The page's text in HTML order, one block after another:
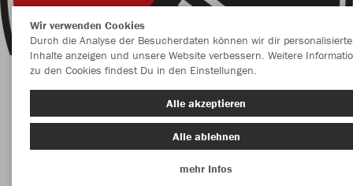
Herzlich Willkommen im Teamshop FC Affing
Farbe
Wir verwenden Cookies
Durch die Analyse der Besucherdaten können wir dir personalisierte
Inhalte anzeigen und unsere Website verbessern. Weitere
zu den Cookies findest Du in den Einstellungen.
Alle akzeptieren
Alle ablehnen
mehr Infos